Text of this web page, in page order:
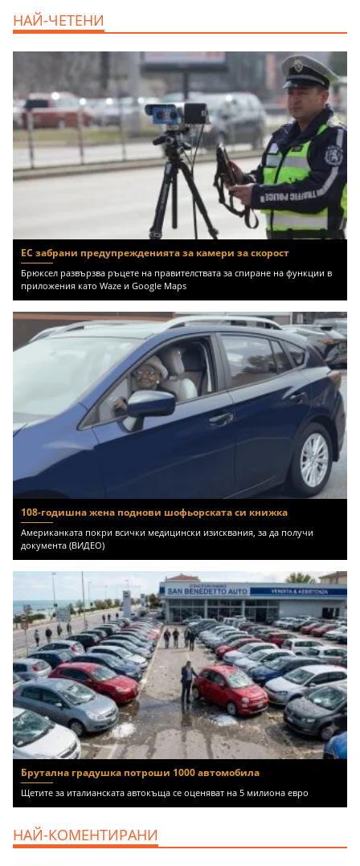
НАЙ-ЧЕТЕНИ
ЕС забрани предупрежденията за камери за скорост
Брюксел развързва ръцете на правителствата за спиране на функции в
приложения като Waze и Google Maps
108-годишна жена поднови шофьорската си книжка
Американката покри всички медицински изисквания, за да получи
документа (ВИДЕО)
Брутална градушка потроши 1000 автомобила
Щетите за италианската автокъща се оценяват на 5 милиона евро
НАЙ-КОМЕНТИРАНИ